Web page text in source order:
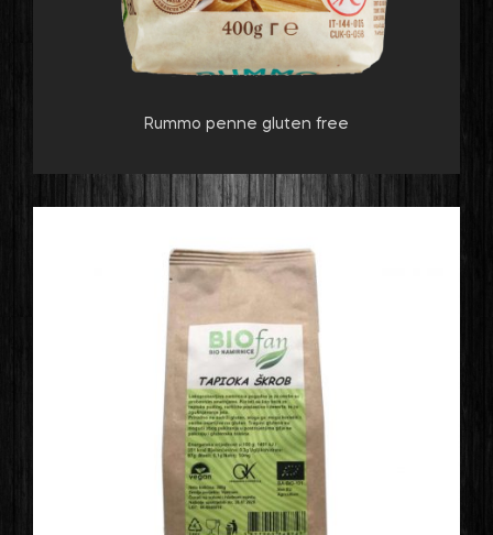
Rummo penne gluten free